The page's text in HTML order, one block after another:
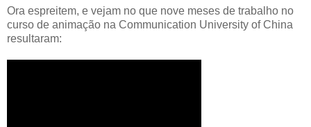
Ora espreitem, e vejam no que nove meses de trabalho no
curso de animação na Communication University of China
resultaram: